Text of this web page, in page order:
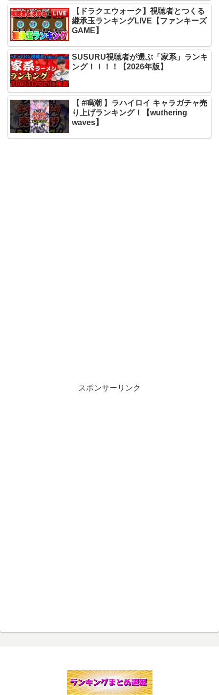
【ドラクエウォーク】視聴者とつくる
継承玉ランキングLIVE【ファンキーズ
GAME】
SUSURU視聴者が選ぶ「家系」ランキ
ング！！！！【2026年版】
【 #鳴潮 】ラハイロイ キャラガチャ売
り上げランキング！【wuthering
waves】
スポンサーリンク